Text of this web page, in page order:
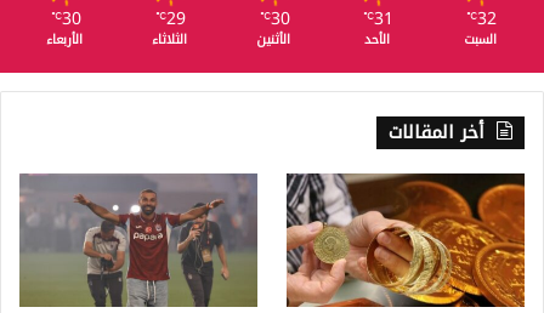
32
℃
السبت
31
℃
الأحد
30
℃
الأثنين
29
℃
الثلاثاء
30
℃
الأربعاء
أخر المقالات